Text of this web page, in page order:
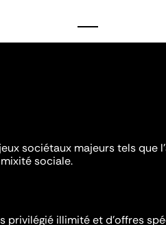
sociétaux majeurs tels que
sociale.
privilégié illimité et d’offres